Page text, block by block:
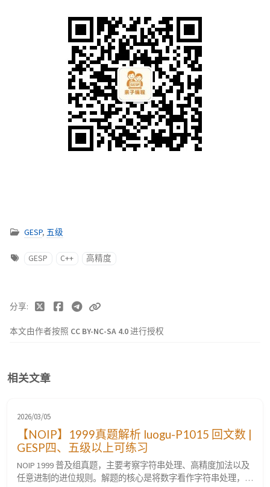
GESP, 五级
GESP C++ 高精度
本文由作者按照 CC BY-NC-SA 4.0进行授权
分享
相关文章
2026/03/05
【NOIP】1999真题解析 luogu-P1015 回文数 |
GESP四、五级以上可练习
NOIP 1999 普及组真题，主要考察字符串处理、高精度加法以及
任意进制的进位规则。解题的核心是将数字看作字符串处理，在